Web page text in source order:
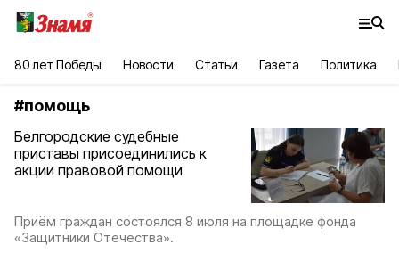
80 лет Победы Новости Статьи Газета Политика
#помощь
Белгородские судебные
приставы присоединились к
акции правовой помощи
Приём граждан состоялся 8 июля на площадке фонда
«Защитники Отечества».